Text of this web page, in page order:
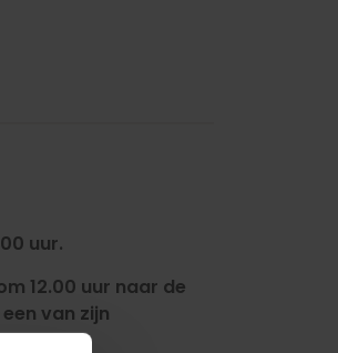
uur.
12.00 uur naar de
van zijn